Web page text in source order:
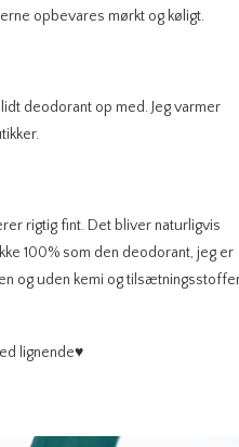
opbevares mørkt og køligt.
deodorant op med. Jeg varmer
rigtig fint. Det bliver naturligvis
100% som den deodorant, jeg er
og uden kemi og
lignende♥